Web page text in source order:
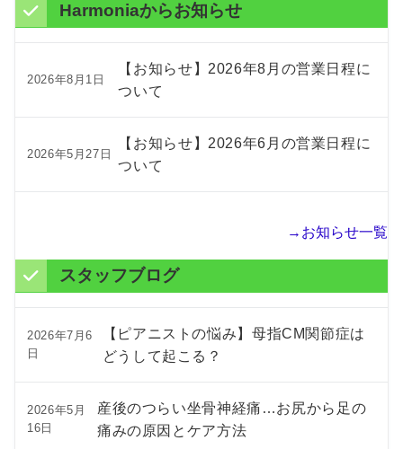
Harmoniaからお知らせ
2026年8月1日
【お知らせ】2026年8月の営業日程に
ついて
2026年5月27日
【お知らせ】2026年6月の営業日程に
ついて
→お知らせ一覧
スタッフブログ
2026年7月6
日
【ピアニストの悩み】母指CM関節症は
どうして起こる？
2026年5月
16日
産後のつらい坐骨神経痛…お尻から足の
痛みの原因とケア方法